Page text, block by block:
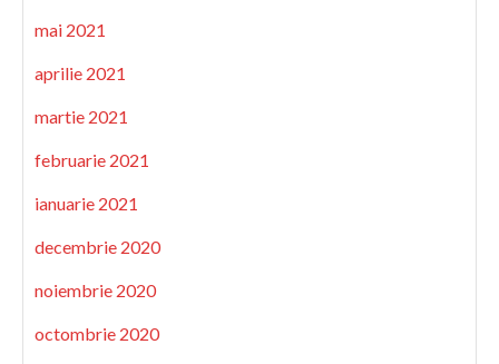
mai 2021
aprilie 2021
martie 2021
februarie 2021
ianuarie 2021
decembrie 2020
noiembrie 2020
octombrie 2020